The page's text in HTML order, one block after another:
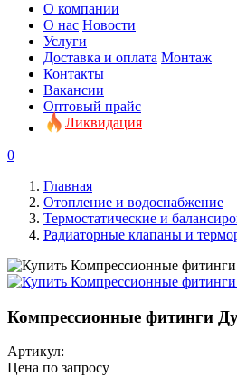
О компании
О нас Новости
Услуги
Доставка и оплата Монтаж
Контакты
Вакансии
Оптовый прайс
Ликвидация
0
Главная
Отопление и водоснабжение
Термостатические и
Радиаторные клапаны и
Компрессионные фитинги
Артикул:
Цена по запросу